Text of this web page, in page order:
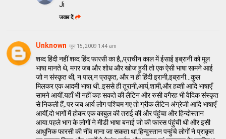
Ji
जवाब दें
Unknown जून 15, 2009 1:44 am
शब्द हिंदी नहीं शब्द हिंद फारसी का है,,प्राचीन काल में ईसाई इब्रानी को मूल
भाषा मानते थे, मगर जब और शोध और खोज हुयी तो एक ऐसी भाषा सामने आई
जो न संस्कृत थी, न पाल,न प्राकृत, और न ही हिंदी इरानी,इब्रानी...कुल
मिलकर एक आदमी भाषा थी..इससे ही तूरानी,आर्य,शामी,और हब्शी आदि भाषाएँ
सामने आयीं.यहाँ भी नहीं कह सकते की लैटिन और रुसी वगैरह भी वैदिक संस्कृत
से निकली हैं,.पर जब आर्य लोग पश्चिम गए तो ग्रीक लैटिन अंग्रेजी आदि भाषाएँ
आयीं,दो भागों में होकर एक काबुल की तराई की और पंहुंचा और हिन्दोस्तान
आया.पहले भाग के लोगों ने मीडी भाषा बनाई जो की फारस पंहुंची थी और इसी
आधुनिक फारसी की नींव माना जा सकता था.हिन्दुस्तान पन्हुंचे लोगों ने प्राकृत